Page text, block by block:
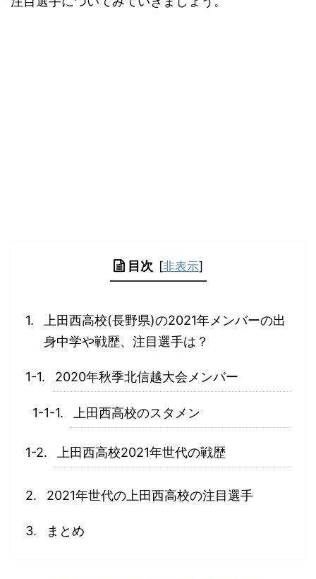
目次 [非表示]
上田西高校(長野県)の2021年メンバーの出
身中学や戦歴、注目選手は？
2020年秋季北信越大会メンバー
上田西高校のスタメン
上田西高校2021年世代の戦歴
2021年世代の上田西高校の注目選手
まとめ